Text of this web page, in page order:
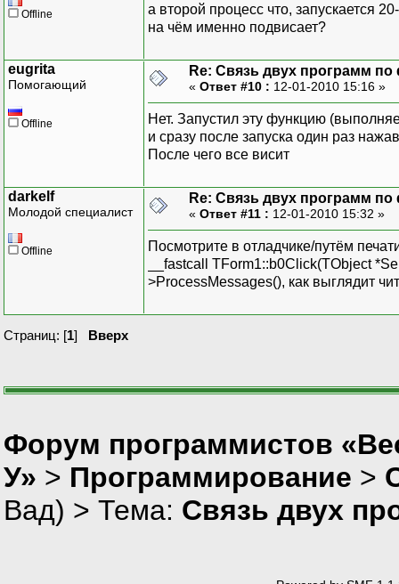
Offline
а второй процесс что, запускается
на чём именно подвисает?
eugrita
Помогающий
Offline
Re: Связь двух программ
« Ответ #10 : 12-01-2010 15:16 »
Нет. Запустил эту функцию
и сразу после запуска один раз
После чего все висит
darkelf
Молодой специалист
Offline
Re: Связь двух программ
« Ответ #11 : 12-01-2010 15:32 »
Посмотрите в отладчике/путём
__fastcall TForm1::b0Click(TObject
>ProcessMessages(), как выглядит
Страниц: [1] Вверх
Форум программистов
У» > Программирование >
Вад) > Тема: Связь двух